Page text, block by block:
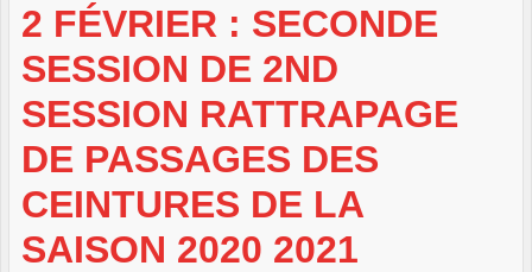
2 FÉVRIER : SECONDE
SESSION DE 2ND
SESSION RATTRAPAGE
DE PASSAGES DES
CEINTURES DE LA
SAISON 2020 2021